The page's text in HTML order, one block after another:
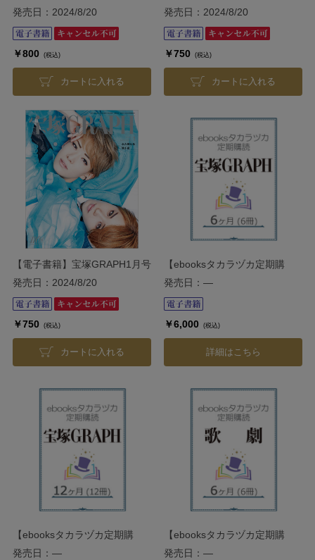
発売日：2024/8/20
￥800 (税込)
カートに入れる
発売日：2024/8/20
￥750 (税込)
カートに入れる
【電子書籍】宝塚GRAPH1月号
（2024年）
発売日：2024/8/20
￥750 (税込)
カートに入れる
【ebooksタカラヅカ定期購
読】宝塚GRAPH 6ヶ月（6冊）
発売日：―
￥6,000 (税込)
詳細はこちら
【ebooksタカラヅカ定期購
読】宝塚GRAPH 12ヶ月（12
発売日：―
【ebooksタカラヅカ定期購
読】歌劇 6ヶ月（6冊）
発売日：―